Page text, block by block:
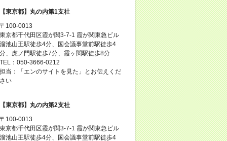
東京都】丸の内第1支社
100-0013
京都千代田区霞が関3-7-1 霞が関東急ビル
池山王駅徒歩4分、国会議事堂前駅徒歩4
、虎ノ門駅徒歩7分、霞ヶ関駅徒歩8分
：050-3666-0212
当：「エンのサイトを見た」とお伝えくだ
い
東京都】丸の内第2支社
100-0013
京都千代田区霞が関3-7-1 霞が関東急ビル
池山王駅徒歩4分、国会議事堂前駅徒歩4